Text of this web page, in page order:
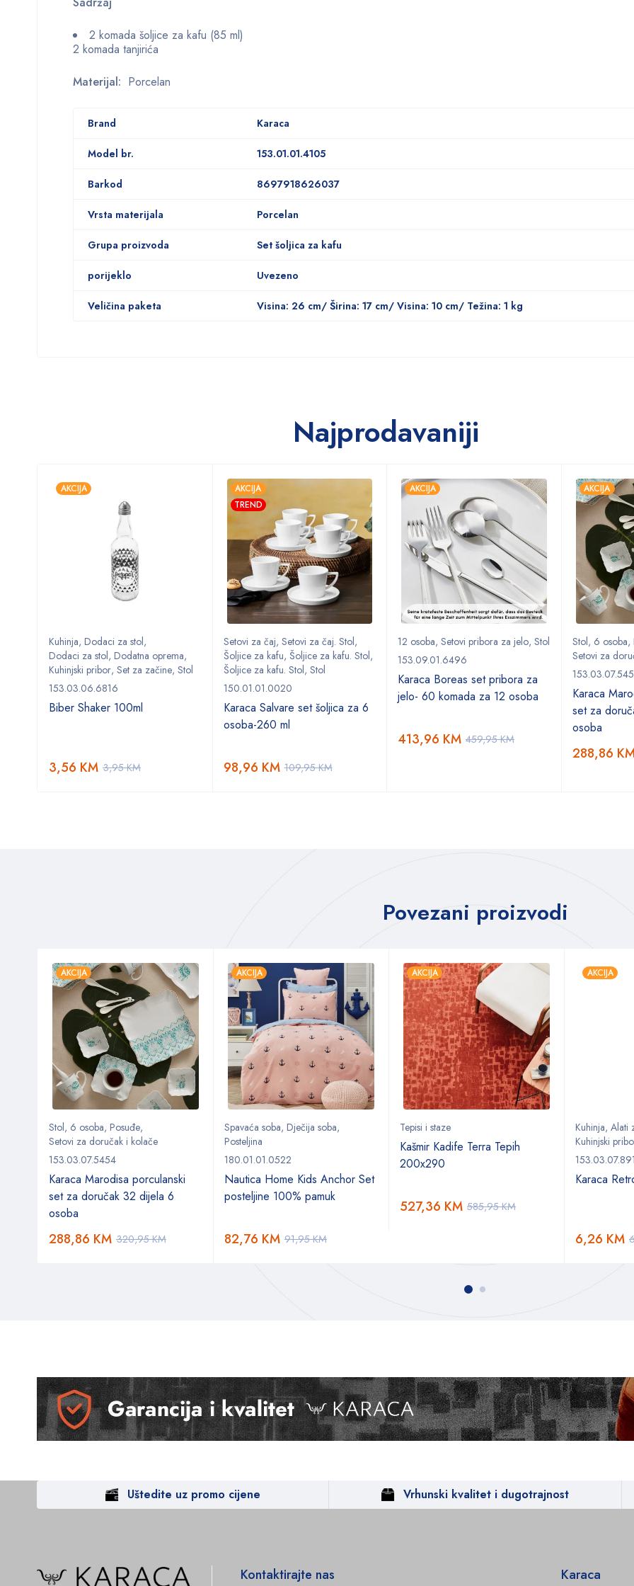
2 komada šoljice za kafu (85 ml)
2 komada tanjirića
Materijal: Porcelan
Brand Karaca
Model br. 153.01.01.4105
Barkod 8697918626037
Vrsta materijala Porcelan
Grupa proizvoda Set šoljica za kafu
porijeklo Uvezeno
Veličina paketa Visina: 26 cm/ Širina: 17 cm/ Visina: 10 cm/ Težina: 1 kg
Najprodavaniji
AKCIJA
Kuhinja, Dodaci za stol,
Dodaci za stol, Dodatna oprema,
Kuhinjski pribor, Set za začine, Stol
153.03.06.6816
Biber Shaker 100ml
3,95KM
3,56 KM
AKCIJA
TREND
Setovi za čaj, Setovi za čaj. Stol,
Šoljice za kafu, Šoljice za kafu. Stol,
Šoljice za kafu. Stol, Stol
150.01.01.0020
Karaca Salvare set šoljica za 6
osoba-260 ml
109,95KM
98,96 KM
AKCIJA
12 osoba, Setovi pribora za jelo, Stol
153.09.01.6496
Karaca Boreas set pribora za
jelo- 60 komada za 12 osoba
459,95KM
413,96 KM
AKCIJA
Stol, 6 osoba,
Setovi za
Karaca
set za
osoba
288,86
Povezani proizvodi
AKCIJA
Stol, 6 osoba, Posuđe,
Setovi za doručak i kolače
153.03.07.5454
Karaca Marodisa porculanski
set za doručak 32 dijela 6
osoba
320,95KM
288,86 KM
AKCIJA
Spavaća soba, Dječija soba,
Posteljina
180.01.01.0522
Nautica Home Kids Anchor Set
posteljine 100% pamuk
91,95KM
82,76 KM
AKCIJA
Tepisi i staze
Kašmir Kadife Terra Tepih
200x290
585,95KM
527,36 KM
AKCIJA
Kuhinja, Alati
Kuhinjski
Karaca
6,26 KM
Uštedite uz promo cijene Vrhunski kvalitet i dugotrajnost
Kontaktirajte nas Karaca